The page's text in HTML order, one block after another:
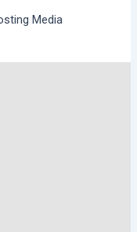
Media